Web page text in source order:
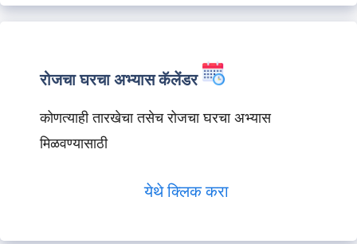
रोजचा घरचा अभ्यास कॅलेंडर
कोणत्याही तारखेचा तसेच रोजचा घरचा अभ्यास
मिळवण्यासाठी
येथे क्लिक करा